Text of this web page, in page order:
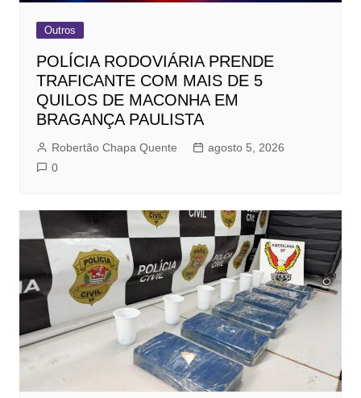
Outros
POLÍCIA RODOVIÁRIA PRENDE
TRAFICANTE COM MAIS DE 5
QUILOS DE MACONHA EM
BRAGANÇA PAULISTA
Robertão Chapa Quente
agosto 5, 2026
0